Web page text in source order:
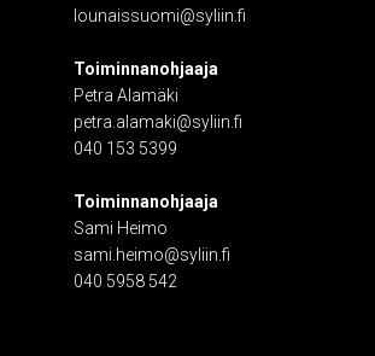
lounaissuomi@syliin.fi
Toiminnanohjaaja
Petra Alamäki
petra.alamaki@syliin.fi
040 153 5399
Toiminnanohjaaja
Sami Heimo
sami.heimo@syliin.fi
040 5958 542